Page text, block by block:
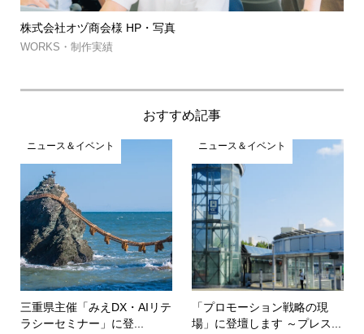
・写真
おすすめ記事
ニュース＆イベント
三重県主催「みえDX・AIリテ
ラシーセミナー」に登...
ニュース＆イベント
「プロモーション戦略の現
場」に登壇します ～プレス...